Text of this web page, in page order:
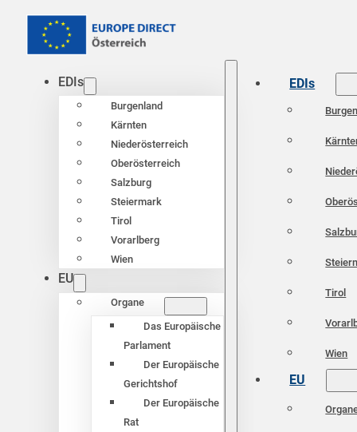
EDIs
Burgenland
Kärnten
Niederösterreich
Oberösterreich
Salzburg
Steiermark
Tirol
Vorarlberg
Wien
EU
Organe
Das Europäische
Parlament
Der Europäische
Gerichtshof
Der Europäische
Rat
EDIs
Tirol
Wien
EU